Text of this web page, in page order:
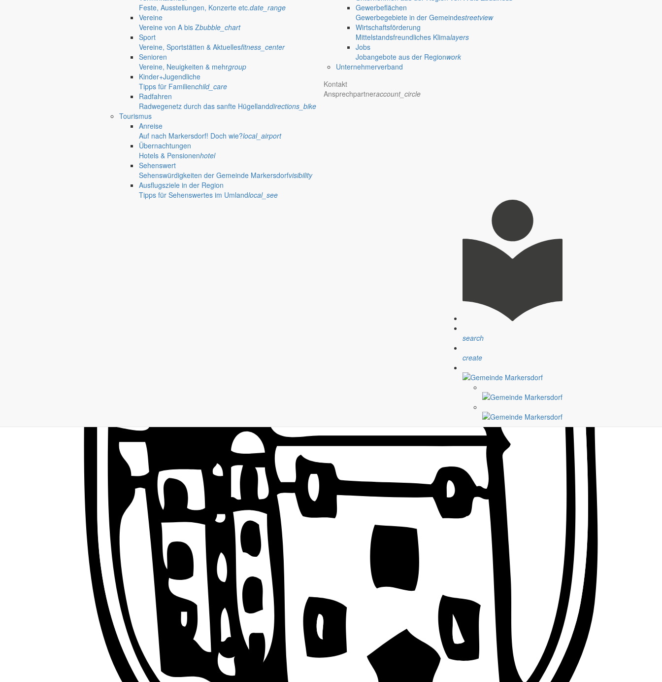
Feste, Ausstellungen, Konzerte etc.date_range
Vereine
Vereine von A bis Zbubble_chart
Sport
Vereine, Sportstätten & Aktuellesfitness_center
Senioren
Vereine, Neuigkeiten & mehrgroup
Kinder+Jugendliche
Tipps für Familienchild_care
Radfahren
Radwegenetz durch das sanfte Hügellanddirections_bike
Tourismus
Anreise
Auf nach Markersdorf! Doch wie?local_airport
Übernachtungen
Hotels & Pensionenhotel
Sehenswert
Sehenswürdigkeiten der Gemeinde Markersdorfvisibility
Ausflugsziele in der Region
Tipps für Sehenswertes im Umlandlocal_see
Gewerbeflächen
Gewerbegebiete in der Gemeindestreetview
Wirtschaftsförderung
Mittelstandsfreundliches Klimalayers
Jobs
Jobangebote aus der Regionwork
Unternehmerverband
Kontakt
Ansprechpartneraccount_circle
search
create
Deutsch-Paulsdorf